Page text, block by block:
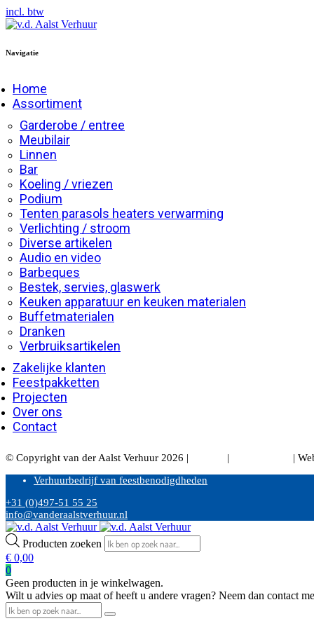
incl. btw
Navigatie
Home
Assortiment
Garderobe / entree
Meubilair
Linnen
Bar
Koeling / vriezen
Podium
Tenten parasols heaters verwarming
Verlichting / stroom
Diverse artikelen
Audio en video
Barbeques
Bestek, servies, glaswerk
Keuken apparatuur en keuken materialen
Buffetmaterialen
Dranken
Verbruiksartikelen
Zakelijke klanten
Feestpakketten
Projecten
Over ons
Contact
© Copyright van der Aalst Verhuur 2026 | |
|
Verhuurbedrijf van feestbenodigdheden
+31 (0)497-51 55 25
info@vanderaalstverhuur.nl
Producten zoeken
€ 0,00
0
Geen producten in je winkelwagen.
Wilt u advies op maat of heeft u andere vragen? Neem dan contact